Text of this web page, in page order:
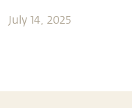
July 14, 2025